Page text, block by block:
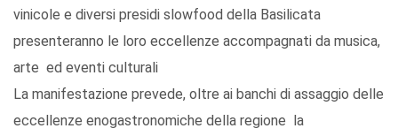
vinicole e diversi presidi slowfood della Basilicata
presenteranno le loro eccellenze accompagnati da musica,
arte ed eventi culturali
La manifestazione prevede, oltre ai banchi di assaggio delle
eccellenze enogastronomiche della regione la